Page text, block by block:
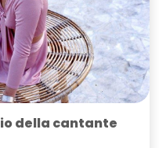
della cantante